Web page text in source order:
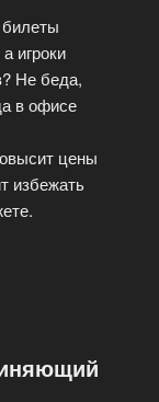
игроки
Не беда,
в офисе
цены
избежать